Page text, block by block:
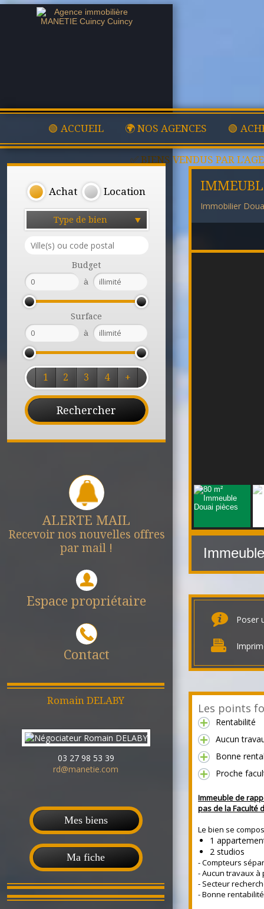
🟢 ACCUEIL 🌍 NOS AGENCES 🟢
✅ BIENS VENDUS PAR
Achat Location
Type de bien
Budget
à
Surface
à
1 2 3 4 +
ALERTE MAIL
Recevoir nos nouvelles offres
par mail !
Espace propriétaire
Contact
Romain DELABY
03 27 98 53 39
rd@manetie.com
Mes biens
Ma fiche
Immobilier
Poser
Les points
Rentabilité
Aucun
Bonne
Proche
Immeuble de
pas de la Faculté
Le bien se
1
2 studios
- Compteurs
- Aucun travaux à
- Secteur
- Bonne